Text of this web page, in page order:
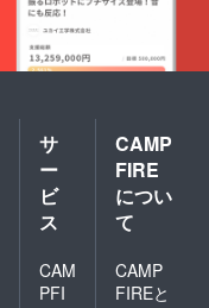
サ
ー
ビ
ス
CAM
PFI
CAMP
FIRE
につい
て
CAMP
FIREと